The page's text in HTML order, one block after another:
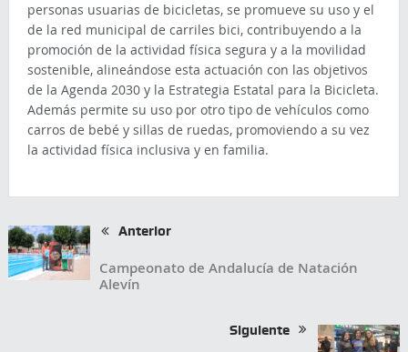
personas usuarias de bicicletas, se promueve su uso y el
de la red municipal de carriles bici, contribuyendo a la
promoción de la actividad física segura y a la movilidad
sostenible, alineándose esta actuación con las objetivos
de la Agenda 2030 y la Estrategia Estatal para la Bicicleta.
Además permite su uso por otro tipo de vehículos como
carros de bebé y sillas de ruedas, promoviendo a su vez
la actividad física inclusiva y en familia.
Anterior
Campeonato de Andalucía de Natación
Alevín
Siguiente